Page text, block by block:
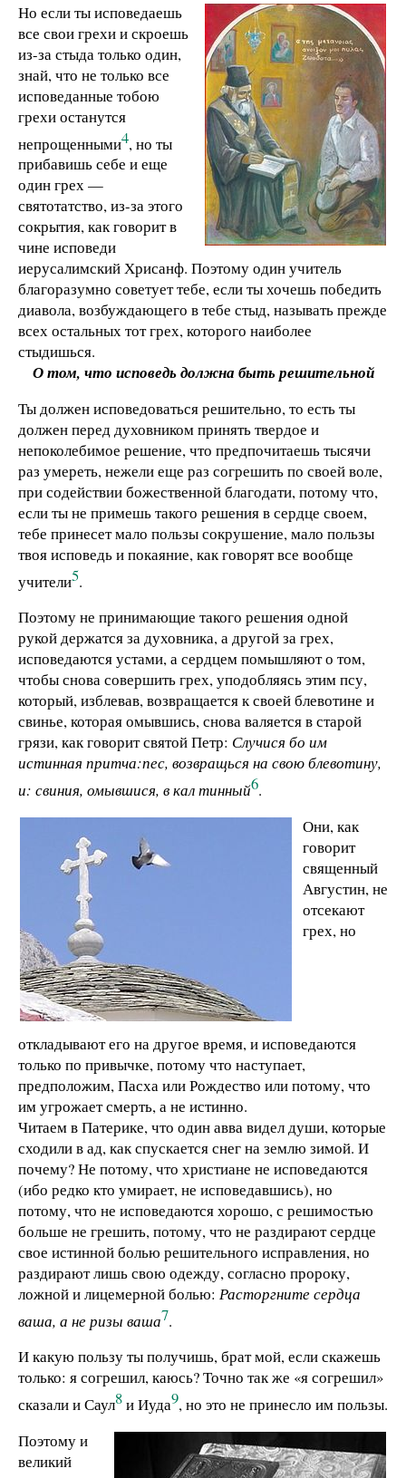
Но если ты исповедаешь
все свои грехи и скроешь
из-за стыда только один,
знай, что не только все
исповеданные тобою
грехи останутся
непрощенными4, но ты
прибавишь себе и еще
один грех —
святотатство, из-за этого
сокрытия, как говорит в
чине исповеди
иерусалимский Хрисанф. Поэтому один учитель
благоразумно советует тебе, если ты хочешь победить
диавола, возбуждающего в тебе стыд, называть прежде
всех остальных тот грех, которого наиболее
стыдишься.
О том, что исповедь должна быть решительной
Ты должен исповедоваться решительно, то есть ты
должен перед духовником принять твердое и
непоколебимое решение, что предпочитаешь тысячи
раз умереть, нежели еще раз согрешить по своей воле,
при содействии божественной благодати, потому что,
если ты не примешь такого решения в сердце своем,
тебе принесет мало пользы сокрушение, мало пользы
твоя исповедь и покаяние, как говорят все вообще
учители5.
Поэтому не принимающие такого решения одной
рукой держатся за духовника, а другой за грех,
исповедаются устами, а сердцем помышляют о том,
чтобы снова совершить грех, уподобляясь этим псу,
который, изблевав, возвращается к своей блевотине и
свинье, которая омывшись, снова валяется в старой
грязи, как говорит святой Петр: Случися бо им
истинная притча:пес, возвращься на свою блевотину,
и: свиния, омывшися, в кал тинный6.
Они, как
говорит
священный
Августин, не
отсекают
грех, но
откладывают его на другое время, и исповедаются
только по привычке, потому что наступает,
предположим, Пасха или Рождество или потому, что
им угрожает смерть, а не истинно.
Читаем в Патерике, что один авва видел души, которые
сходили в ад, как спускается снег на землю зимой. И
почему? Не потому, что христиане не исповедаются
(ибо редко кто умирает, не исповедавшись), но
потому, что не исповедаются хорошо, с решимостью
больше не грешить, потому, что не раздирают сердце
свое истинной болью решительного исправления, но
раздирают лишь свою одежду, согласно пророку,
ложной и лицемерной болью: Расторгните сердца
ваша, а не ризы ваша7.
И какую пользу ты получишь, брат мой, если скажешь
только: я согрешил, каюсь? Точно так же «я согрешил»
сказали и Саул8и Иуда9, но это не принесло им пользы.
Поэтому и
великий